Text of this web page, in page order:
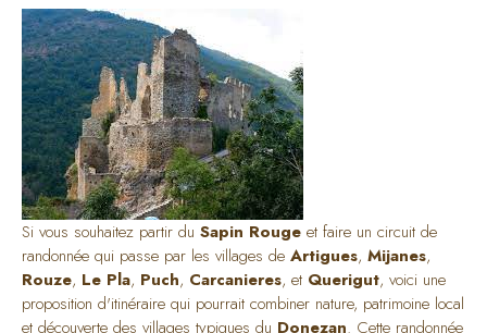
Si vous souhaitez partir du Sapin Rouge et faire un circuit de
randonnée qui passe par les villages de Artigues, Mijanes,
Rouze, Le Pla, Puch, Carcanieres, et Querigut, voici une
proposition d'itinéraire qui pourrait combiner nature, patrimoine local
et découverte des villages typiques du Donezan. Cette randonnée